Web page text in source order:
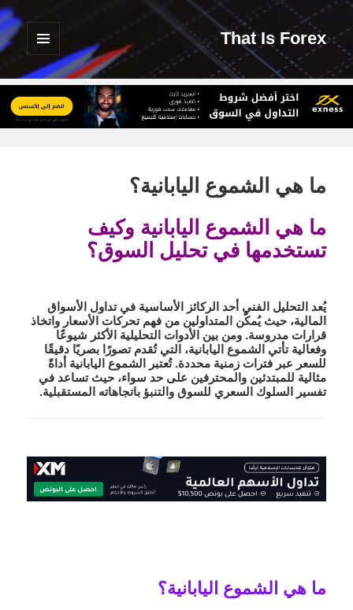
That Is Forex
القائمة
والودجات
ما هي الشموع اليابانية؟
ما هي الشموع اليابانية وكيف
تستخدمها في تحليل السوق؟
يُعد التحليل الفني أحد الركائز الأساسية في تداول الأسواق
المالية، حيث يُمكّن المتداولين من فهم تحركات الأسعار واتخاذ
قرارات مدروسة. ومن بين الأدوات التحليلية الأكثر شيوعًا
وفعالية تأتي الشموع اليابانية، التي تُقدم تصورًا بصريًا دقيقًا
للسعر عبر فترات زمنية محددة. تُعتبر الشموع اليابانية أداةً
مثالية للمبتدئين والمحترفين على حد سواء، حيث تساعد في
تفسير السلوك السعري للسوق والتنبؤ باتجاهاته المستقبلية.
ما هي الشموع اليابانية؟